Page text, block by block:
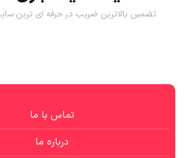
تضمین بالاترین ضریب در حرفه ای ترین
تماس با ما
درباره ما